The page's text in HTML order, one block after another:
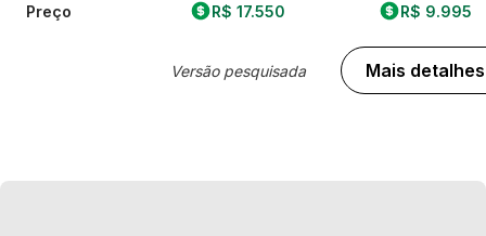
Preço R$ 17.550
Versão pesquisada
R$ 9.995
Mais detalhes